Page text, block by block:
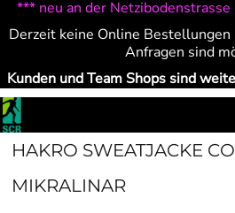
*** neu an der
Derzeit keine Online
Anfragen sind
Kunden und Team Shops sind
HAKRO SWEATJACKE
MIKRALINAR